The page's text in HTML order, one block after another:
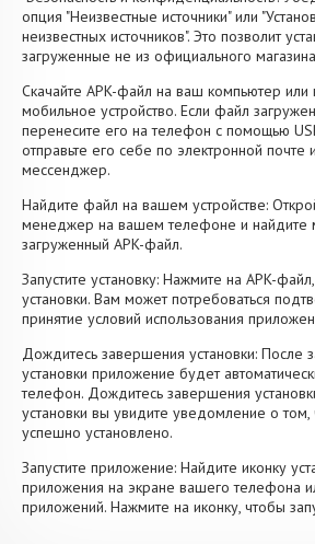
опция "Неизвестные источники" или
неизвестных источников". Это позволит
загруженные не из официального
Скачайте APK-файл на ваш компьютер
мобильное устройство. Если файл
перенесите его на телефон с помощью
отправьте его себе по электронной почте
мессенджер.
Найдите файл на вашем устройстве:
менеджер на вашем телефоне и найдите
загруженный APK-файл.
Запустите установку: Нажмите на APK-
установки. Вам может потребоваться
принятие условий использования
Дождитесь завершения установки: После
установки приложение будет
телефон. Дождитесь завершения
установки вы увидите уведомление о
успешно установлено.
Запустите приложение: Найдите иконку
приложения на экране вашего телефона
приложений. Нажмите на иконку, чтобы